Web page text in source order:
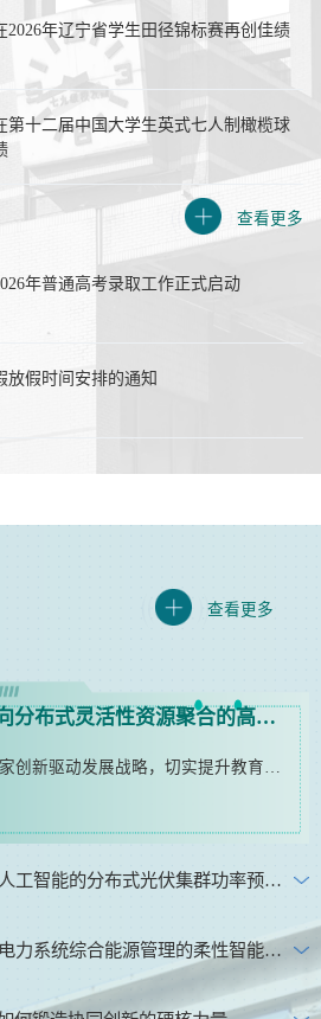
2026年辽宁省学生田径锦标赛再创佳绩
第十二届中国大学生英式七人制橄榄球
查看更多
年普通高考录取工作正式启动
放假时间安排的通知
查看更多
【科技成果展】面向分布式灵活性资源聚合的高寒地区配电系统协同调控技术与应用
编者按：为深入贯彻国家创新驱动发展战略，切实提升教育服务区域创新发展、协调发展、绿色发展能力，学校主动担当、积极作为，制定并实施了《沈阳工程学院服务振兴技术创新研发先导计划暂行管理办法》，为学校科研创新筑牢制度根基。办法推行后，创新机制成效显著。通过“揭榜挂帅”“成果闭环管理”“产学深度融合”机制，学校在能源电力领域立足“源、网、荷、储”专业布局，科研成果实现重大突破，一批实用性强的创新成果不断涌现，...
【科技成果展】基于微型人工智能的分布式光伏集群功率预测平台开发
【科技成果展】面向新型电力系统综合能源管理的柔性智能控制设备的开发